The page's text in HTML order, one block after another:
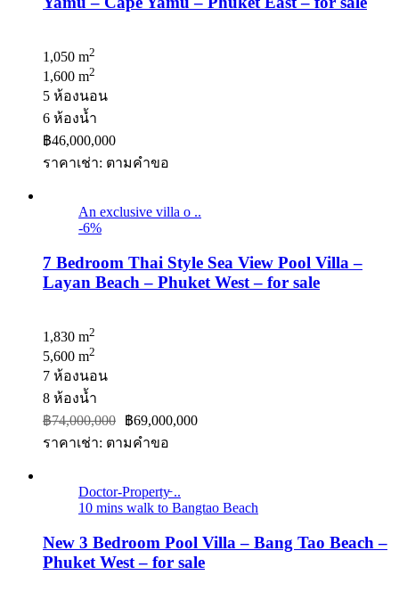
1,050 m2
1,600 m2
5 ห้องนอน
6 ห้องน้ำ
฿46,000,000
ราคาเช่า: ตามคําขอ
An exclusive villa o ..
-6%
7 Bedroom Thai Style Sea View Pool Villa –
Layan Beach – Phuket West – for sale
1,830 m2
5,600 m2
7 ห้องนอน
8 ห้องน้ำ
฿74,000,000
฿69,000,000
ราคาเช่า: ตามคําขอ
Doctor-Property̵ ..
10 mins walk to Bangtao Beach
New 3 Bedroom Pool Villa – Bang Tao Beach –
Phuket West – for sale